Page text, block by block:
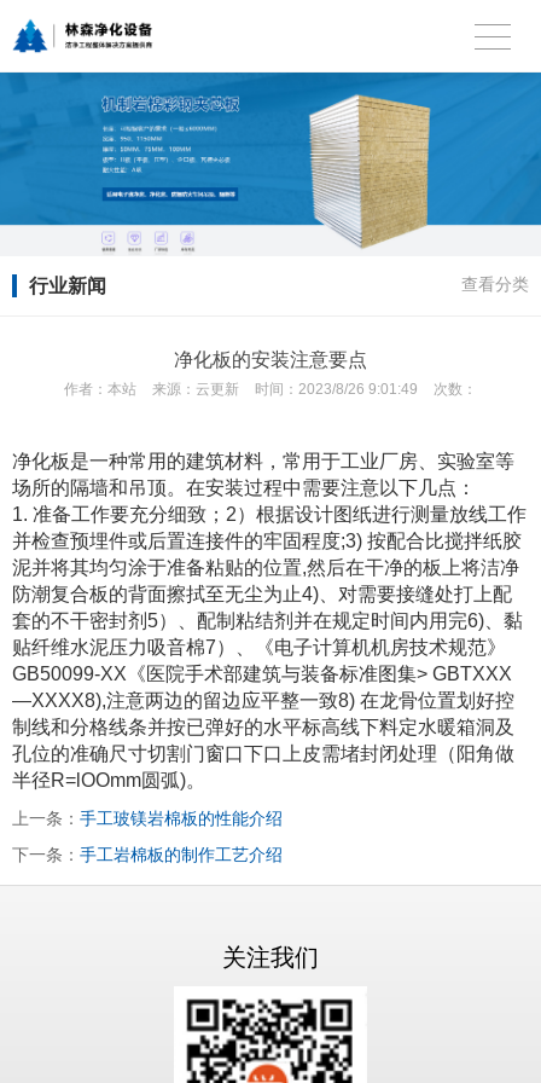
行业新闻 查看分类
净化板的安装注意要点
作者： 本站 来源： 云更新 时间： 2023/8/26 9:01:49 次数：
净化板是一种常用的建筑材料，常用于工业厂房、实验室等
场所的隔墙和吊顶。在安装过程中需要注意以下几点：
1. 准备工作要充分细致；2）根据设计图纸进行测量放线工作
并检查预埋件或后置连接件的牢固程度;3) 按配合比搅拌纸胶
泥并将其均匀涂于准备粘贴的位置,然后在干净的板上将洁净
防潮复合板的背面擦拭至无尘为止4)、对需要接缝处打上配
套的不干密封剂5）、配制粘结剂并在规定时间内用完6)、黏
贴纤维水泥压力吸音棉7）、《电子计算机机房技术规范》
GB50099-XX《医院手术部建筑与装备标准图集> GBTXXX
—XXXX8),注意两边的留边应平整一致8) 在龙骨位置划好控
制线和分格线条并按已弹好的水平标高线下料定水暖箱洞及
孔位的准确尺寸切割门窗口下口上皮需堵封闭处理（阳角做
半径R=lOOmm圆弧)。
上一条： 手工玻镁岩棉板的性能介绍
下一条： 手工岩棉板的制作工艺介绍
关注我们